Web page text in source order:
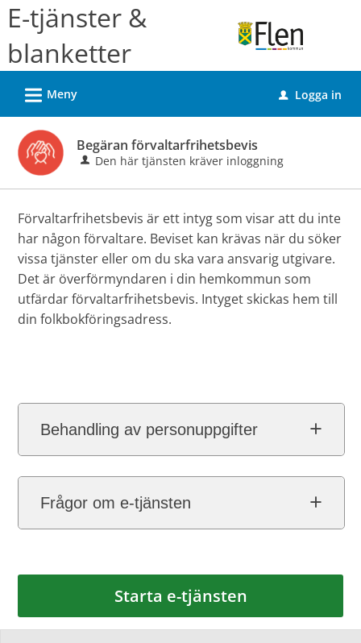
Välkommen
till
e-
tjänster
Flens
kommun
E-tjänster &
blanketter
L Meny u Logga in
Begäran förvaltarfrihetsbevis
Den här tjänsten kräver inloggning
Förvaltarfrihetsbevis är ett intyg som visar att du inte
har någon förvaltare. Beviset kan krävas när du söker
vissa tjänster eller om du ska vara ansvarig utgivare.
Det är överförmyndaren i din hemkommun som
utfärdar förvaltarfrihetsbevis. Intyget skickas hem till
din folkbokföringsadress.
Behandling av personuppgifter
Frågor om e-tjänsten
Starta e-tjänsten